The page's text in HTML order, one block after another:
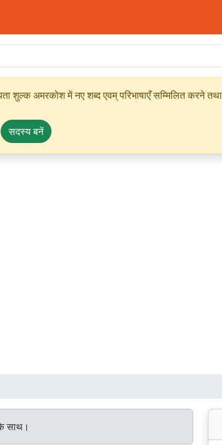
शुल्क अमरकोश में नए शब्द एवम् परिभाषाएँ सम्मिलित करने
सदस्य बनें
साथ।